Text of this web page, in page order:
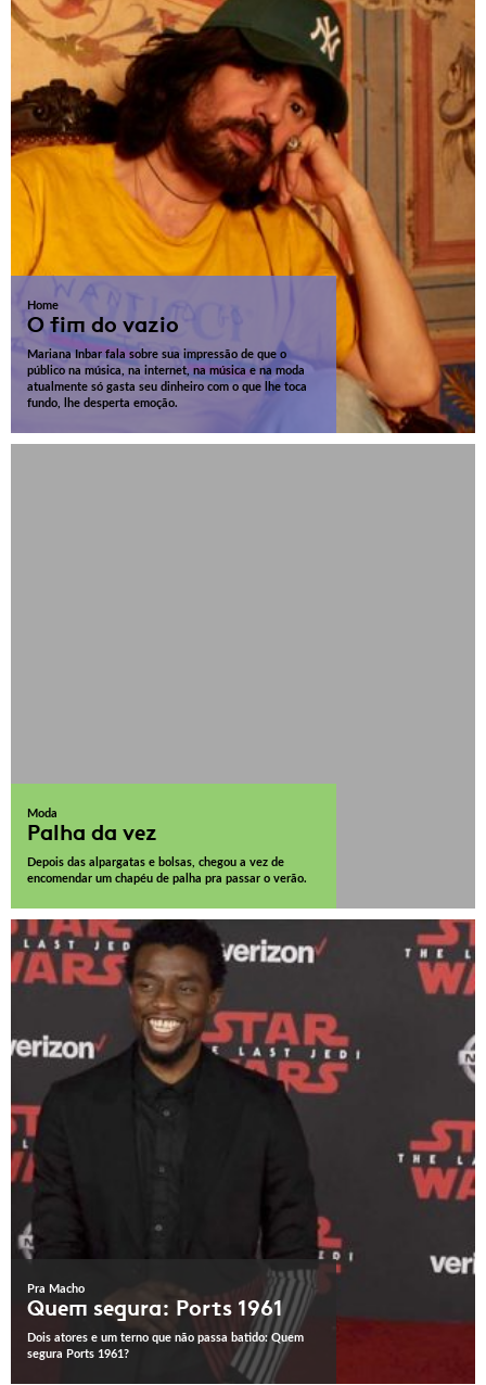
Home
O fim do vazio
Mariana Inbar fala sobre sua impressão de que o
público na música, na internet, na música e na moda
atualmente só gasta seu dinheiro com o que lhe toca
fundo, lhe desperta emoção.
Moda
Palha da vez
Depois das alpargatas e bolsas, chegou a vez de
encomendar um chapéu de palha pra passar o verão.
Pra Macho
Quem segura: Ports 1961
Dois atores e um terno que não passa batido: Quem
segura Ports 1961?